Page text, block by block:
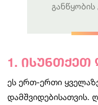
განწყობის
1. ისუნთქეთ
ეს ერთ-ერთი
დამშვიდებისათვის.